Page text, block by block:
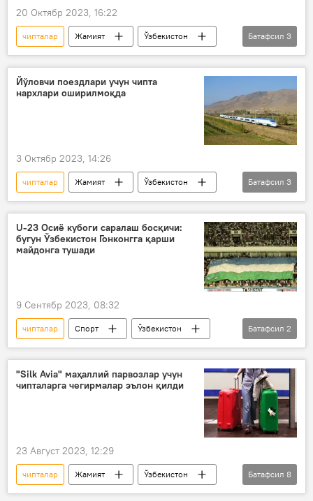
20 Октябр 2023, 16:22
чипталар Жамият
Ўзбекистон
авиапарвозлар
арзон чипта
Uzbekistan Airways
Батафсил 3
Йўловчи поездлари учун чипта
нархлари оширилмоқда
3 Октябр 2023, 14:26
чипталар Жамият
Ўзбекистон
поезд қатнови
тезюрар поезд
Афросиёб
Батафсил 3
U-23 Осиё кубоги саралаш босқичи:
бугун Ўзбекистон Гонконгга қарши
майдонга тушади
9 Сентябр 2023, 08:32
чипталар Спорт
Ўзбекистон
Тошкент
футбол
Батафсил 2
"Silk Avia" маҳаллий парвозлар учун
чипталарга чегирмалар эълон қилди
23 Август 2023, 12:29
чипталар Жамият
Ўзбекистон
Бухоро
Наманган
Фарғона
Батафсил 8